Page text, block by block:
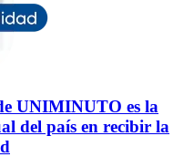
UNIMINUTO es la
del país en recibir la